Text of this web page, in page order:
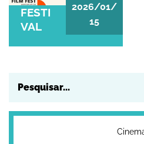
2026/01/
15
FESTI
VAL